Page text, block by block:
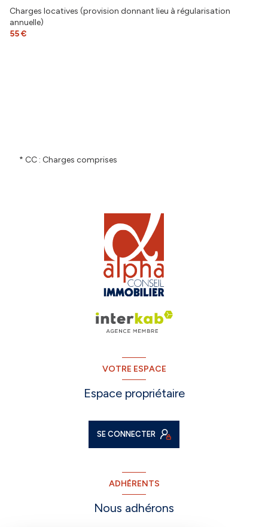
accès handicapé
Charges locatives (provision donnant lieu à régularisation
annuelle)
55 €
* CC : Charges comprises
VOTRE ESPACE
Espace propriétaire
SE CONNECTER
ADHÉRENTS
Nous adhérons